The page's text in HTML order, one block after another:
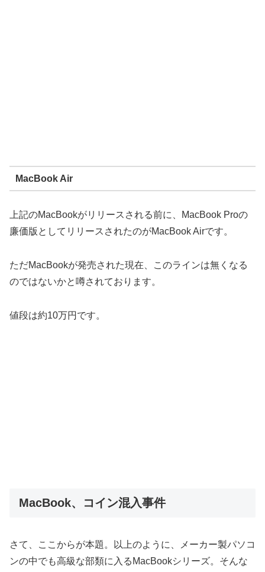
MacBook Air
上記のMacBookがリリースされる前に、MacBook Proの
廉価版としてリリースされたのがMacBook Airです。
ただMacBookが発売された現在、このラインは無くなる
のではないかと噂されております。
値段は約10万円です。
MacBook、コイン混入事件
さて、ここからが本題。以上のように、メーカー製パソコ
ンの中でも高級な部類に入るMacBookシリーズ。そんな